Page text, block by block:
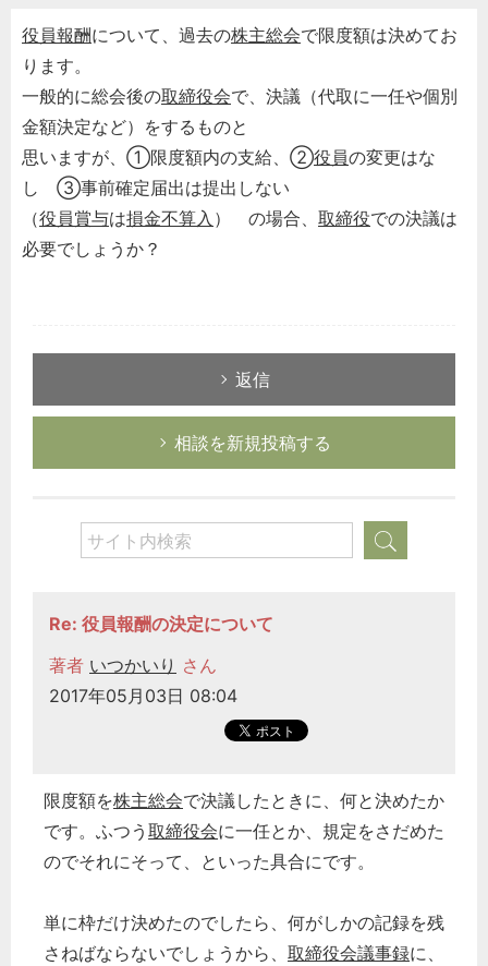
役員報酬について、過去の株主総会で限度額は決めてお
ります。
一般的に総会後の取締役会で、決議（代取に一任や個別
金額決定など）をするものと
思いますが、①限度額内の支給、②役員の変更はな
し ③事前確定届出は提出しない
（役員賞与は損金不算入 ） の場合、 取締役での決議は
必要でしょうか？
返信
相談を新規投稿する
Re: 役員報酬の決定について
著者 いつかいり さん
2017年05月03日 08:04
限度額を株主総会で決議したときに、何と決めたか
です。ふつう 取締役会に一任とか、規定をさだめた
のでそれにそって、といった具合にです。
単に枠だけ決めたのでしたら、何がしかの記録を残
さねばならないでしょうから、 取締役会議事録に、